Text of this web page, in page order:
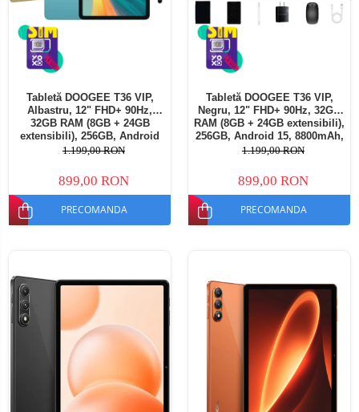
Tabletă DOOGEE T36 VIP,
Albastru, 12" FHD+ 90Hz,
32GB RAM (8GB + 24GB
extensibili), 256GB, Android
15, 8800mAh, Dual SIM
1.199,00 RON
899,00 RON
PRECOMANDA
Tabletă DOOGEE T36 VIP,
Negru, 12" FHD+ 90Hz, 32GB
RAM (8GB + 24GB extensibili),
256GB, Android 15, 8800mAh,
Dual SIM
1.199,00 RON
899,00 RON
PRECOMANDA